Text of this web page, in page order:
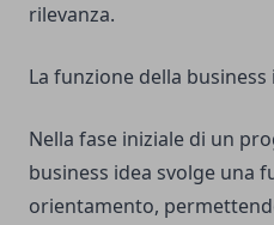
rilevanza.
La funzione della
Nella fase iniziale di un
business idea svolge una
orientamento,